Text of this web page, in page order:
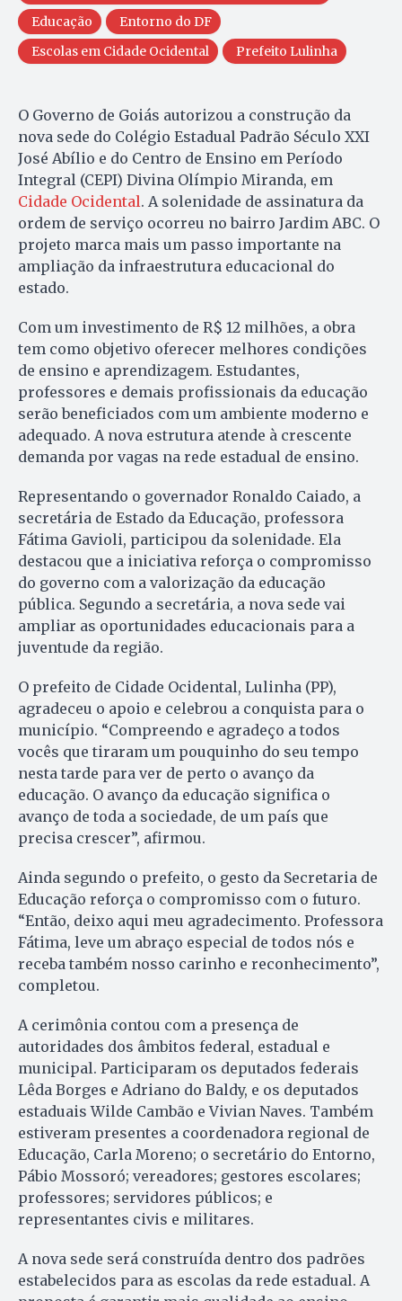
Educação
Entorno do DF
Escolas em Cidade Ocidental
Prefeito Lulinha
O Governo de Goiás autorizou a construção da
nova sede do Colégio Estadual Padrão Século XXI
José Abílio e do Centro de Ensino em Período
Integral (CEPI) Divina Olímpio Miranda, em
Cidade Ocidental. A solenidade de assinatura da
ordem de serviço ocorreu no bairro Jardim ABC. O
projeto marca mais um passo importante na
ampliação da infraestrutura educacional do
estado.
Com um investimento de R$ 12 milhões, a obra
tem como objetivo oferecer melhores condições
de ensino e aprendizagem. Estudantes,
professores e demais profissionais da educação
serão beneficiados com um ambiente moderno e
adequado. A nova estrutura atende à crescente
demanda por vagas na rede estadual de ensino.
Representando o governador Ronaldo Caiado, a
secretária de Estado da Educação, professora
Fátima Gavioli, participou da solenidade. Ela
destacou que a iniciativa reforça o compromisso
do governo com a valorização da educação
pública. Segundo a secretária, a nova sede vai
ampliar as oportunidades educacionais para a
juventude da região.
O prefeito de Cidade Ocidental, Lulinha (PP),
agradeceu o apoio e celebrou a conquista para o
município. “Compreendo e agradeço a todos
vocês que tiraram um pouquinho do seu tempo
nesta tarde para ver de perto o avanço da
educação. O avanço da educação significa o
avanço de toda a sociedade, de um país que
precisa crescer”, afirmou.
Ainda segundo o prefeito, o gesto da Secretaria de
Educação reforça o compromisso com o futuro.
“Então, deixo aqui meu agradecimento. Professora
Fátima, leve um abraço especial de todos nós e
receba também nosso carinho e reconhecimento”,
completou.
A cerimônia contou com a presença de
autoridades dos âmbitos federal, estadual e
municipal. Participaram os deputados federais
Lêda Borges e Adriano do Baldy, e os deputados
estaduais Wilde Cambão e Vivian Naves. Também
estiveram presentes a coordenadora regional de
Educação, Carla Moreno; o secretário do Entorno,
Pábio Mossoró; vereadores; gestores escolares;
professores; servidores públicos; e
representantes civis e militares.
A nova sede será construída dentro dos padrões
estabelecidos para as escolas da rede estadual. A